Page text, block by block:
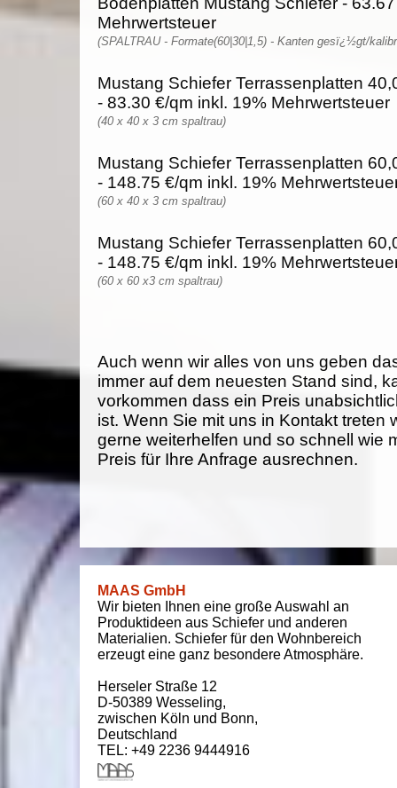
Mehrwertsteuer
(SPALTRAU - Formate(60|30|1,5) - Kanten gesï¿½gt/
Mustang Schiefer Terrassenplatten
- 83.30 €/qm inkl. 19% Mehrwertsteuer
(40 x 40 x 3 cm spaltrau)
Mustang Schiefer Terrassenplatten
- 148.75 €/qm inkl. 19%
(60 x 40 x 3 cm spaltrau)
Mustang Schiefer Terrassenplatten
- 148.75 €/qm inkl. 19%
(60 x 60 x3 cm spaltrau)
Auch wenn wir alles von uns geben
immer auf dem neuesten Stand sind,
vorkommen dass ein Preis
ist. Wenn Sie mit uns in Kontakt treten
gerne weiterhelfen und so schnell wie
Preis für Ihre Anfrage ausrechnen.
MAAS GmbH
Wir bieten Ihnen eine große Auswahl an
Produktideen aus Schiefer und anderen
Materialien. Schiefer für den Wohnbereich
erzeugt eine ganz besondere Atmosphäre.
Herseler Straße 12
D-50389 Wesseling,
zwischen Köln und Bonn,
Deutschland
TEL: +49 2236 9444916